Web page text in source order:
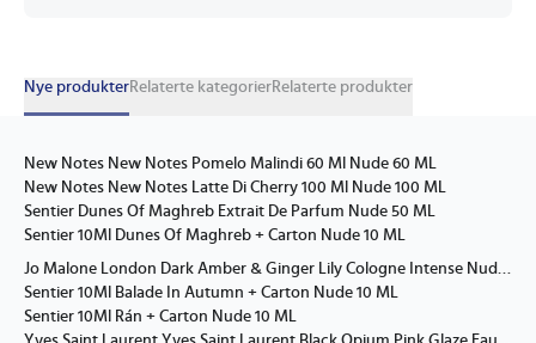
Nye produkterRelaterte kategorierRelaterte produkter
New Notes New Notes Pomelo Malindi 60 Ml Nude 60 ML
New Notes New Notes Latte Di Cherry 100 Ml Nude 100 ML
Sentier Dunes Of Maghreb Extrait De Parfum Nude 50 ML
Sentier 10Ml Dunes Of Maghreb + Carton Nude 10 ML
Sentier 10Ml Balade In Autumn + Carton Nude 10 ML
Sentier 10Ml Rán + Carton Nude 10 ML